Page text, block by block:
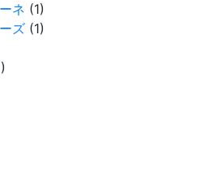
ネ (1)
ズ (1)